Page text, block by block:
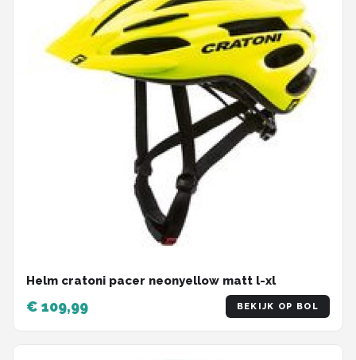
Helm cratoni pacer neonyellow matt l-xl
€ 109,99 BEKIJK OP BOL